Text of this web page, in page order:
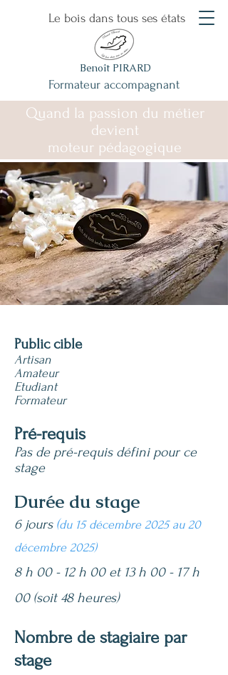
Le bois dans tous ses états
Benoît PIRARD
Formateur accompagnant
Quand la passion du métier
devient
moteur pédagogique
Public cible
Artisan
Amateur
Etudiant
Formateur
Pré-requis
Pas de pré-requis défini pour ce
stage
Durée du stage
6 jours (du 15 décembre 2025 au 20
décembre 2025)
8 h 00 - 12 h 00 et 13 h 00 - 17 h
00 (soit 48 heures)
Nombre de stagiaire par
stage